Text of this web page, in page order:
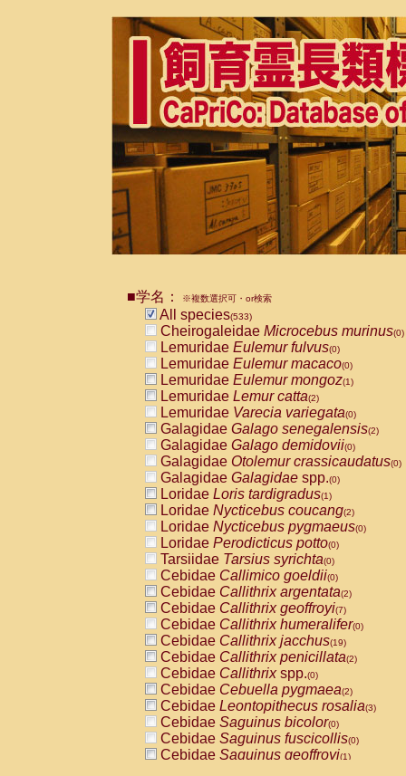
■学名： ※複数選択可・or検索
All species(533)
Cheirogaleidae Microcebus murinus(0)
Lemuridae Eulemur fulvus(0)
Lemuridae Eulemur macaco(0)
Lemuridae Eulemur mongoz(1)
Lemuridae Lemur catta(2)
Lemuridae Varecia variegata(0)
Galagidae Galago senegalensis(2)
Galagidae Galago demidovii(0)
Galagidae Otolemur crassicaudatus(0)
Galagidae Galagidae spp.(0)
Loridae Loris tardigradus(1)
Loridae Nycticebus coucang(2)
Loridae Nycticebus pygmaeus(0)
Loridae Perodicticus potto(0)
Tarsiidae Tarsius syrichta(0)
Cebidae Callimico goeldii(0)
Cebidae Callithrix argentata(2)
Cebidae Callithrix geoffroyi(7)
Cebidae Callithrix humeralifer(0)
Cebidae Callithrix jacchus(19)
Cebidae Callithrix penicillata(2)
Cebidae Callithrixspp.(0)
Cebidae Cebuella pygmaea(2)
Cebidae Leontopithecus rosalia(3)
Cebidae Saguinus bicolor(0)
Cebidae Saguinus fuscicollis(0)
Cebidae Saguinus geoffroyi(1)